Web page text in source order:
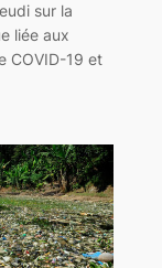
sur la
liée aux
COVID-19 et